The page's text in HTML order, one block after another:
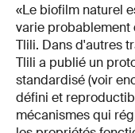
«Le biofilm naturel
varie probablement
Tlili. Dans d'autres
Tlili a publié un
standardisé (voir
défini et
mécanismes qui